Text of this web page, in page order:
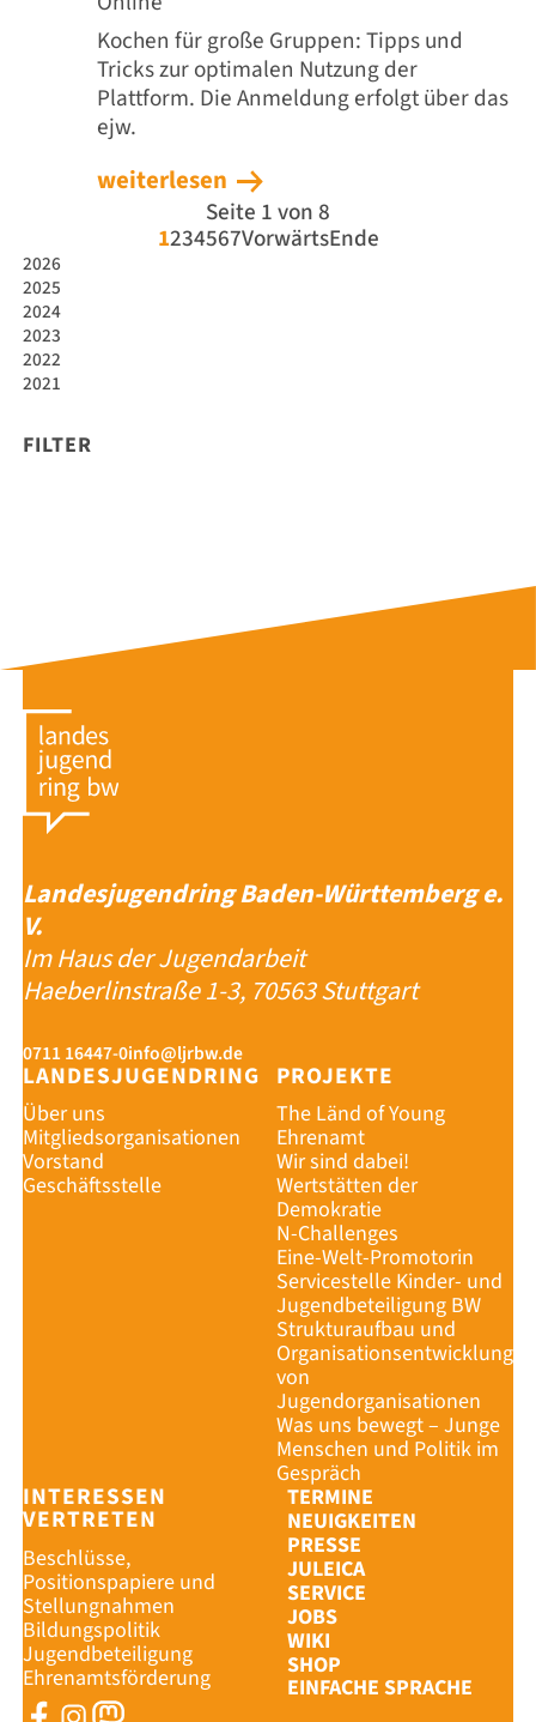
FILTER
2026
2025
2024
2023
2022
2021
Kochen für große Gruppen: Tipps und
Tricks zur optimalen Nutzung der
Plattform. Die Anmeldung erfolgt über das
ejw.
weiterlesen
Seite 1 von 8
1234567VorwärtsEnde
Landesjugendring Baden-Württemberg e.
V.
Im Haus der Jugendarbeit
Haeberlinstraße 1-3, 70563 Stuttgart
0711 16447-0info@ljrbw.de
LANDESJUGENDRING
Über uns
Mitgliedsorganisationen
Vorstand
Geschäftsstelle
PROJEKTE
The Länd of Young
Ehrenamt
Wir sind dabei!
Wertstätten der
Demokratie
N-Challenges
Eine-Welt-Promotorin
Servicestelle Kinder- und
Jugendbeteiligung BW
Strukturaufbau und
Organisationsentwicklung
von
Jugendorganisationen
Was uns bewegt – Junge
Menschen und Politik im
Gespräch
INTERESSEN
VERTRETEN
Beschlüsse,
Positionspapiere und
Stellungnahmen
Bildungspolitik
Jugendbeteiligung
Ehrenamtsförderung
TERMINE
NEUIGKEITEN
PRESSE
JULEICA
SERVICE
JOBS
WIKI
SHOP
EINFACHE SPRACHE